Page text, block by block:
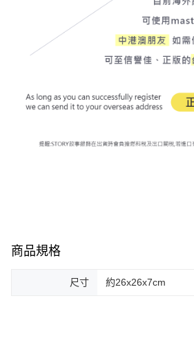
商品規格
尺寸 約26x26x7cm